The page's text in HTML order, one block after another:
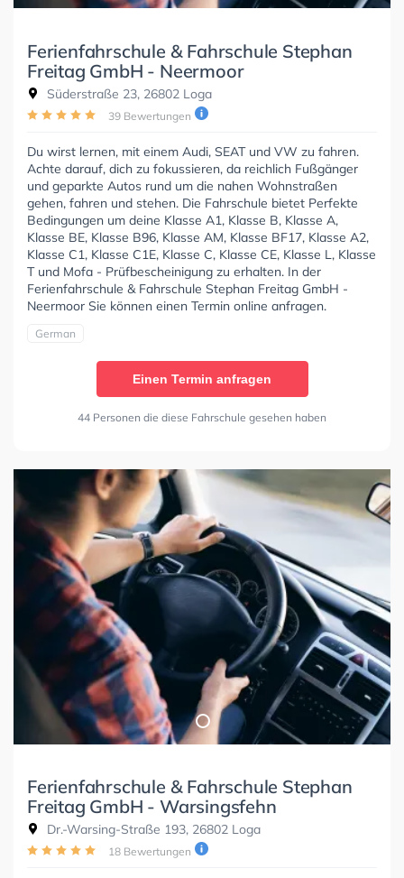
Ferienfahrschule & Fahrschule Stephan
Freitag GmbH - Neermoor
Süderstraße 23, 26802 Loga
39 Bewertungen
Du wirst lernen, mit einem Audi, SEAT und VW zu fahren.
Achte darauf, dich zu fokussieren, da reichlich Fußgänger
und geparkte Autos rund um die nahen Wohnstraßen
gehen, fahren und stehen. Die Fahrschule bietet Perfekte
Bedingungen um deine Klasse A1, Klasse B, Klasse A,
Klasse BE, Klasse B96, Klasse AM, Klasse BF17, Klasse A2,
Klasse C1, Klasse C1E, Klasse C, Klasse CE, Klasse L, Klasse
T und Mofa - Prüfbescheinigung zu erhalten. In der
Ferienfahrschule & Fahrschule Stephan Freitag GmbH -
Neermoor Sie können einen Termin online anfragen.
German
Einen Termin anfragen
44 Personen die diese Fahrschule gesehen haben
Ferienfahrschule & Fahrschule Stephan
Freitag GmbH - Warsingsfehn
Dr.-Warsing-Straße 193, 26802 Loga
18 Bewertungen